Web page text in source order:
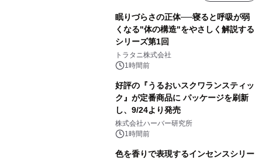
眠りづらさの正体──寝ると呼吸が弱
くなる"体の構造"をやさしく解説する
シリーズ第1回
トラタニ株式会社
1時間前
好評の『うるおいスクワランスティッ
ク』が定番商品に パッケージを刷新
し、9/24より発売
株式会社ハーバー研究所
1時間前
色を香りで表現するインセンスシリー